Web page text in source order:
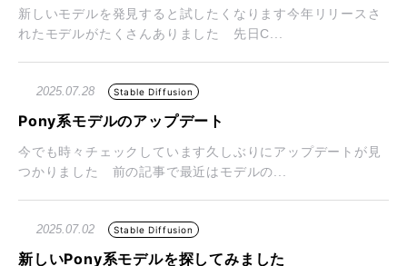
新しいモデルを発見すると試したくなります今年リリースさ
れたモデルがたくさんありました 先日C...
2025.07.28 Stable Diffusion
Pony系モデルのアップデート
今でも時々チェックしています久しぶりにアップデートが見
つかりました 前の記事で最近はモデルの...
2025.07.02 Stable Diffusion
新しいPony系モデルを探してみました